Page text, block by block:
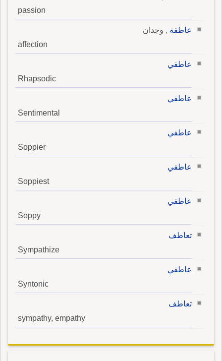
passion
عاطفة , وجدان
affection
عاطفي
Rhapsodic
عاطفي
Sentimental
عاطفي
Soppier
عاطفي
Soppiest
عاطفي
Soppy
تعاطف
Sympathize
عاطفي
Syntonic
تعاطف
sympathy, empathy